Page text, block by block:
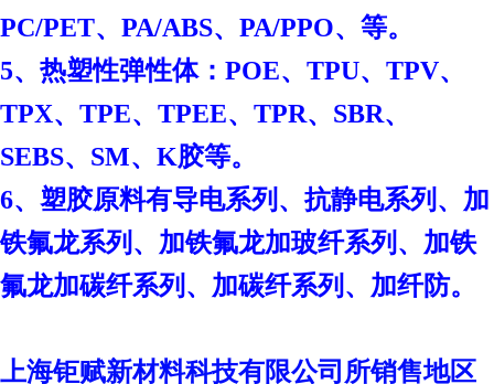
PC/PET、PA/ABS、PA/PPO、等。
5、热塑性弹性体：POE、 TPU、TPV、
TPX、TPE、TPEE、TPR、SBR、
SEBS、SM、K胶等。
6、塑胶原料有导电系列、抗静电系列、加
铁氟龙系列、加铁氟龙加玻纤系列、加铁
氟龙加碳纤系列、加碳纤系列、加纤防。
上海钜赋新材料科技有限公司 所销售地区